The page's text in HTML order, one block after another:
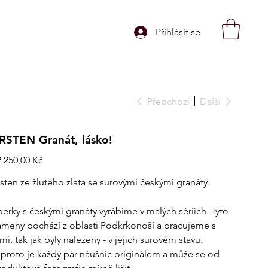
Přihlásit se
Předchozí Další
Granát, lásko!
250,00 Kč
ze žlutého zlata se surovými českými granáty.
s českými granáty vyrábíme v malých sériích. Tyto
pochází z oblasti Podkrkonoší a pracujeme s
tak jak byly nalezeny - v jejich surovém stavu.
je každý pár náušnic originálem a může se od